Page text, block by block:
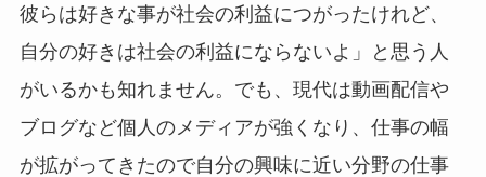
彼らは好きな事が社会の利益につがったけれど、
自分の好きは社会の利益にならないよ」と思う人
がいるかも知れません。でも、現代は動画配信や
ブログなど個人のメディアが強くなり、仕事の幅
が拡がってきたので自分の興味に近い分野の仕事